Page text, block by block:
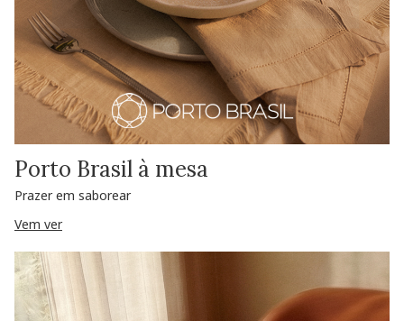
Porto Brasil à mesa
Prazer em saborear
Vem ver